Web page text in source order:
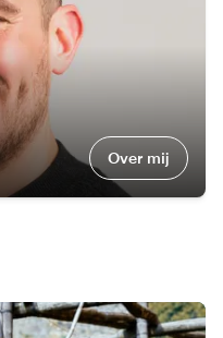
Over mij